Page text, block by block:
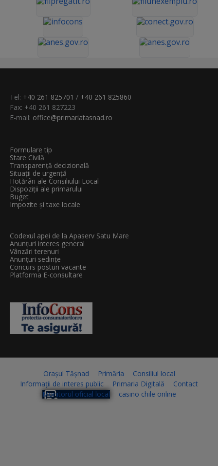
Tel: +40 261 825701 / +40 261 825860
Fax: +40 261 827223
E-mail: office@primariatasnad.ro
Formulare tip
Stare Civilă
Transparenţă decizională
Situații de urgență
Hotărâri ale Consiliului Local
Dispoziții ale primarului
Buget
Impozite și taxe locale
Codexul apei de la Apaserv Satu Mare
Anunțuri interes general
Vânzări terenuri
Anunțuri sedințe
Concurs posturi vacante
Platforma E-consultare
Orașul Tășnad Primăria
Consiliul local
Informații de interes public
Primaria Digitală
Contact
Monitorul oficial local
casino chile online